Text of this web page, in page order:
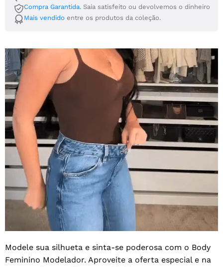
Compra Garantida. Saia satisfeito ou devolvemos o dinheiro
Mais vendido entre os produtos da coleção.
Modele sua silhueta e sinta-se poderosa com o Body
Feminino Modelador. Aproveite a oferta especial e na